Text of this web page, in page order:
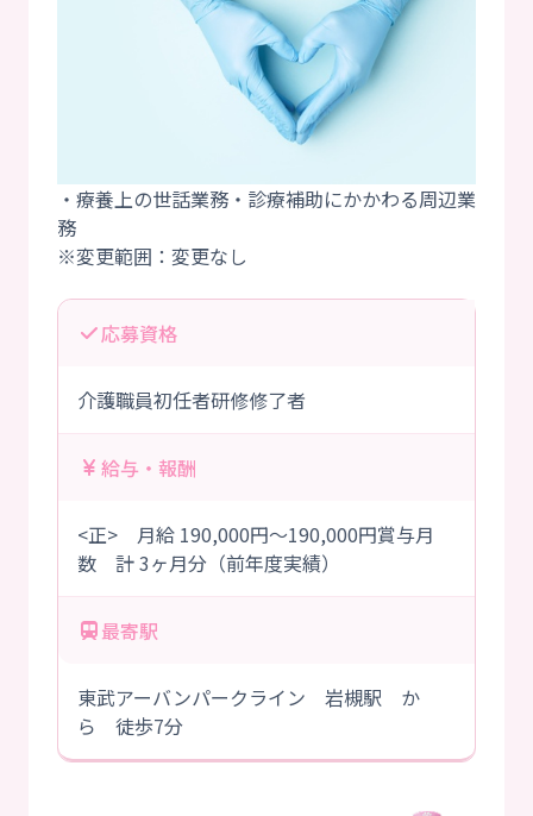
・療養上の世話業務・診療補助にかかわる周辺業
務
応募資格
介護職員初任者研修修了者
給与・報酬
<正> 月給 190,000円～190,000円賞与月
数 計 3ヶ月分（前年度実績）
最寄駅
東武アーバンパークライン 岩槻駅 か
ら 徒歩7分